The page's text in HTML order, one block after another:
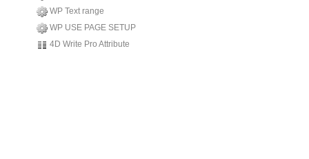
WP Text range
WP USE PAGE SETUP
4D Write Pro Attribute